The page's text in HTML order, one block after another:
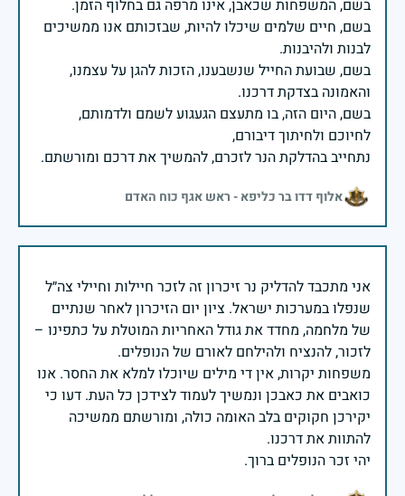
בשם, חיים שלמים שיכלו להיות, שבזכותם אנו ממשיכים
בשם, שבועת החייל שנשבענו, הזכות להגן על עצמנו,
בשם, היום הזה, בו מתעצם הגעגוע לשמם ולדמותם,
נתחייב בהדלקת הנר לזכרם, להמשיך את דרכם ומורשתם.
אלוף דדו בר כליפא - ראש אגף כוח האדם
אני מתכבד להדליק נר זיכרון זה לזכר חיילות וחיילי צה״ל
שנפלו במערכות ישראל. ציון יום הזיכרון לאחר שנתיים
של מלחמה, מחדד את גודל האחריות המוטלת על כתפינו –
משפחות יקרות, אין די מילים שיוכלו למלא את החסר. אנו
כואבים את כאבכן ונמשיך לעמוד לצידכן כל העת. דעו כי
יקירכן חקוקים בלב האומה כולה, ומורשתם ממשיכה
יהי זכר הנופלים ברוך.